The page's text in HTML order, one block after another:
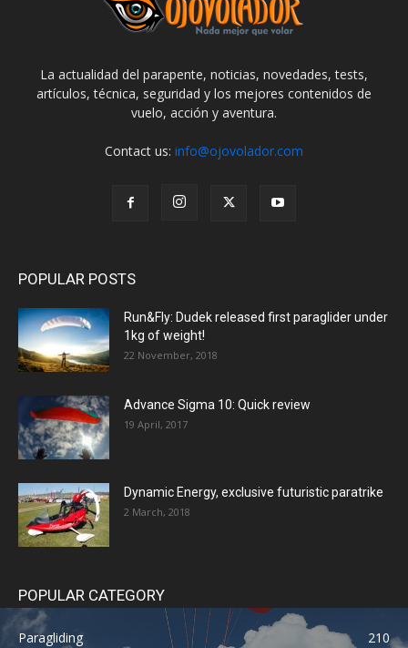
La actualidad del parapente, noticias, novedades, tests,
artículos, técnica, seguridad y los mejores contenidos de
vuelo, acción y aventura.
Contact us: info@ojovolador.com
POPULAR POSTS
Run&Fly: Dudek released first paraglider under
1kg of weight!
22 November, 2018
Advance Sigma 10: Quick review
19 April, 2017
Dynamic Energy, exclusive futuristic paratrike
2 March, 2018
POPULAR CATEGORY
Paragliding 210